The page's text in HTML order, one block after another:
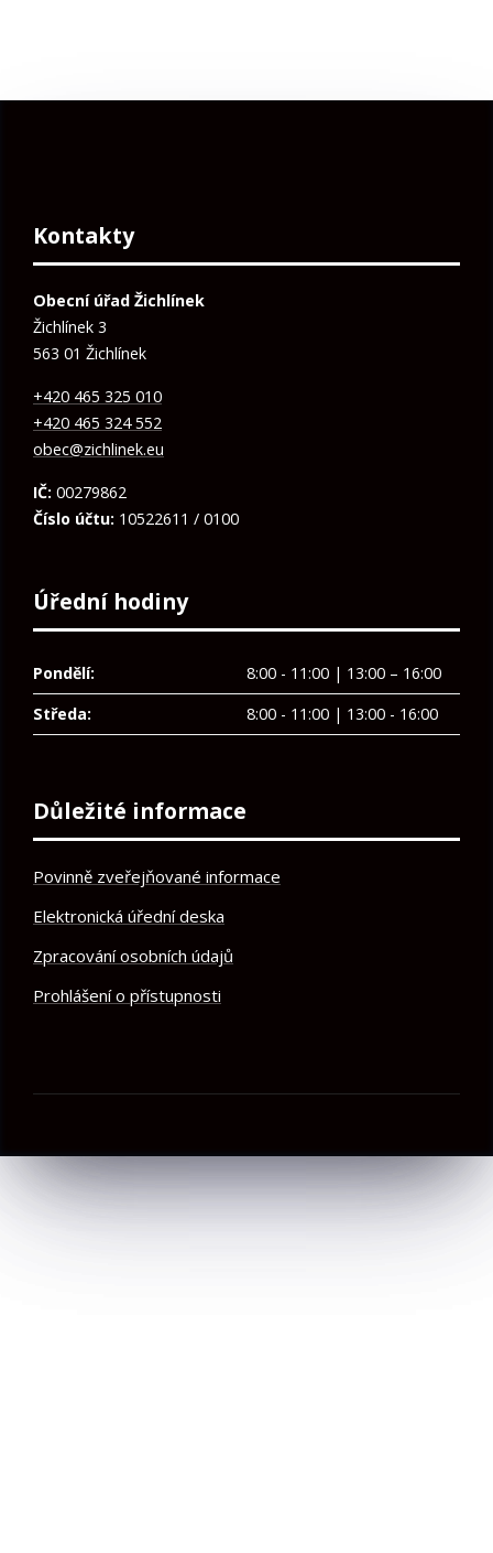
Kontakty
Obecní úřad Žichlínek
Žichlínek 3
563 01 Žichlínek
+420 465 325 010
+420 465 324 552
obec@zichlinek.eu
IČ: 00279862
Číslo účtu: 10522611 / 0100
Úřední hodiny
Pondělí:
8:00 - 11:00 | 13:00 – 16:00
Středa:
8:00 - 11:00 | 13:00 - 16:00
Důležité informace
Povinně zveřejňované informace
Elektronická úřední deska
Zpracování osobních údajů
Prohlášení o přístupnosti